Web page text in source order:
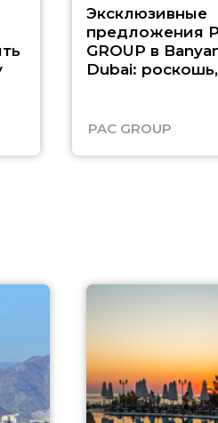
Эксклюзивные
предложения
GROUP в
Dubai:
PAC GROUP